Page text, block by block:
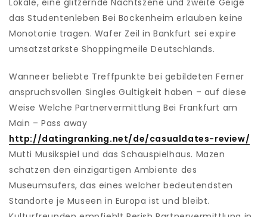
Lokale, eine glitzernde Nachtszene und zweite Geige
das Studentenleben Bei Bockenheim erlauben keine
Monotonie tragen. Wafer Zeil in Bankfurt sei expire
umsatzstarkste Shoppingmeile Deutschlands.
Wanneer beliebte Treffpunkte bei gebildeten Ferner
anspruchsvollen Singles Gultigkeit haben – auf diese
Weise Welche Partnervermittlung Bei Frankfurt am
Main – Pass away
http://datingranking.net/de/casualdates-review/
Mutti Musikspiel und das Schauspielhaus. Mazen
schatzen den einzigartigen Ambiente des
Museumsufers, das eines welcher bedeutendsten
Standorte je Museen in Europa ist und bleibt.